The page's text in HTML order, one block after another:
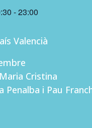
-23:00
Valencià
Cristina
Penalba i Pau